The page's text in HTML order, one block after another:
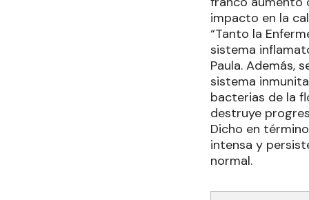
impacto en la
“Tanto la
sistema
Paula. Además,
sistema
bacterias de la
destruye
Dicho en
intensa y
normal.